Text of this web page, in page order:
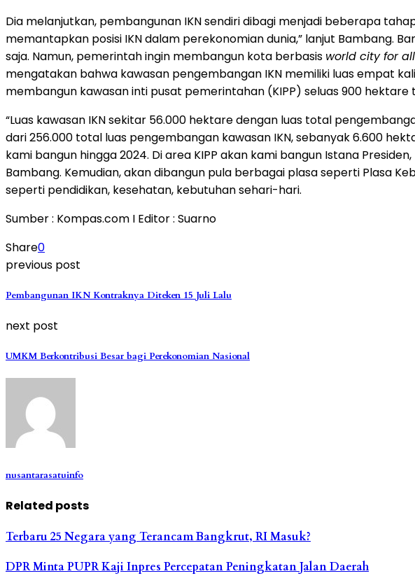
Dia melanjutkan, pembangunan IKN sendiri dibagi menjadi beberapa
memantapkan posisi IKN dalam perekonomian dunia,” lanjut Bambang.
saja. Namun, pemerintah ingin membangun kota berbasis world city for all
mengatakan bahwa kawasan pengembangan IKN memiliki luas empat
membangun kawasan inti pusat pemerintahan (KIPP) seluas 900 hektare
“Luas kawasan IKN sekitar 56.000 hektare dengan luas total
dari 256.000 total luas pengembangan kawasan IKN, sebanyak 6.600
kami bangun hingga 2024. Di area KIPP akan kami bangun Istana
Bambang. Kemudian, akan dibangun pula berbagai plasa seperti Plasa
seperti pendidikan, kesehatan, kebutuhan sehari-hari.
Sumber : Kompas.com I Editor : Suarno
Share0
previous post
Pembangunan IKN Kontraknya Diteken 15 Juli Lalu
next post
UMKM Berkontribusi Besar bagi Perekonomian Nasional
nusantarasatuinfo
Related posts
Terbaru 25 Negara yang Terancam Bangkrut, RI Masuk?
DPR Minta PUPR Kaji Inpres Percepatan Peningkatan Jalan Daerah